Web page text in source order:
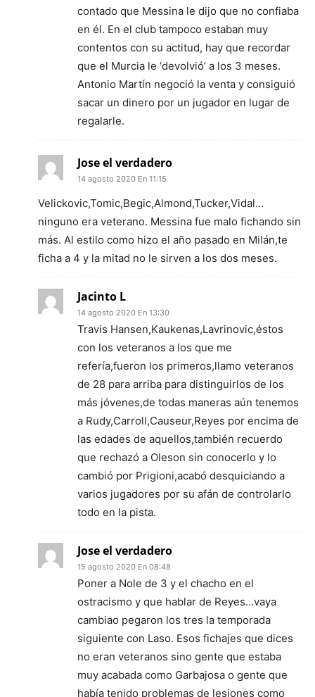
contado que Messina le dijo que no confiaba
en él. En el club tampoco estaban muy
contentos con su actitud, hay que recordar
que el Murcia le ‘devolvió’ a los 3 meses.
Antonio Martín negoció la venta y consiguió
sacar un dinero por un jugador en lugar de
regalarle.
Jose el verdadero
14 agosto 2020 En 11:15
Velickovic,Tomic,Begic,Almond,Tucker,Vidal…
ninguno era veterano. Messina fue malo fichando sin
más. Al estilo como hizo el año pasado en Milán,te
ficha a 4 y la mitad no le sirven a los dos meses.
Jacinto L
14 agosto 2020 En 13:30
Travis Hansen,Kaukenas,Lavrinovic,éstos
con los veteranos a los que me
refería,fueron los primeros,llamo veteranos
de 28 para arriba para distinguirlos de los
más jóvenes,de todas maneras aún tenemos
a Rudy,Carroll,Causeur,Reyes por encima de
las edades de aquellos,también recuerdo
que rechazó a Oleson sin conocerlo y lo
cambió por Prigioni,acabó desquiciando a
varios jugadores por su afán de controlarlo
todo en la pista.
Jose el verdadero
15 agosto 2020 En 08:48
Poner a Nole de 3 y el chacho en el
ostracismo y que hablar de Reyes…vaya
cambiao pegaron los tres la temporada
siguiente con Laso. Esos fichajes que dices
no eran veteranos sino gente que estaba
muy acabada como Garbajosa o gente que
había tenido problemas de lesiones como